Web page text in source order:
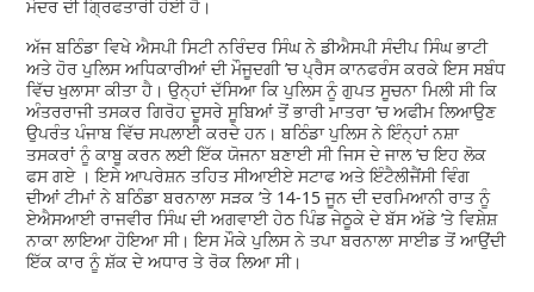
ਮੋਦਰ ਦੀ ਗ੍ਰਿਫਤਾਰੀ ਹੋਈ ਹੈ।
ਅੱਜ ਬਠਿੰਡਾ ਵਿਖੇ ਐਸਪੀ ਸਿਟੀ ਨਰਿੰਦਰ ਸਿੰਘ ਨੇ ਡੀਐਸਪੀ ਸੰਦੀਪ ਸਿੰਘ ਭਾਟੀ
ਅਤੇ ਹੋਰ ਪੁਲਿਸ ਅਧਿਕਾਰੀਆਂ ਦੀ ਮੌਜੂਦਗੀ ’ਚ ਪ੍ਰੈਸ ਕਾਨਫਰੰਸ ਕਰਕੇ ਇਸ ਸਬੰਧ
ਵਿੱਚ ਖੁਲਾਸਾ ਕੀਤਾ ਹੈ। ਉਨ੍ਹਾਂ ਦੱਸਿਆ ਕਿ ਪੁਲਿਸ ਨੂੰ ਗੁਪਤ ਸੂਚਨਾ ਮਿਲੀ ਸੀ ਕਿ
ਅੰਤਰਰਾਜੀ ਤਸਕਰ ਗਿਰੋਹ ਦੂਸਰੇ ਸੂਬਿਆਂ ਤੋਂ ਭਾਰੀ ਮਾਤਰਾ ’ਚ ਅਫੀਮ ਲਿਆਉਣ
ਉਪਰੰਤ ਪੰਜਾਬ ਵਿੱਚ ਸਪਲਾਈ ਕਰਦੇ ਹਨ। ਬਠਿੰਡਾ ਪੁਲਿਸ ਨੇ ਇੰਨ੍ਹਾਂ ਨਸ਼ਾ
ਤਸਕਰਾਂ ਨੂੰ ਕਾਬੂ ਕਰਨ ਲਈ ਇੱਕ ਯੋਜਨਾ ਬਣਾਈ ਸੀ ਜਿਸ ਦੇ ਜਾਲ ’ਚ ਇਹ ਲੋਕ
ਫਸ ਗਏ । ਇਸੇ ਆਪਰੇਸ਼ਨ ਤਹਿਤ ਸੀਆਈਏ ਸਟਾਫ ਅਤੇ ਇੰਟੈਲੀਜੈਂਸੀ ਵਿੰਗ
ਦੀਆਂ ਟੀਮਾਂ ਨੇ ਬਠਿੰਡਾ ਬਰਨਾਲਾ ਸੜਕ ’ਤੇ 14-15 ਜੂਨ ਦੀ ਦਰਮਿਆਨੀ ਰਾਤ ਨੂੰ
ਏਐਸਆਈ ਰਾਜਵੀਰ ਸਿੰਘ ਦੀ ਅਗਵਾਈ ਹੇਠ ਪਿੰਡ ਜੇਠੂਕੇ ਦੇ ਬੱਸ ਅੱਡੇ ’ਤੇ ਵਿਸ਼ੇਸ਼
ਨਾਕਾ ਲਾਇਆ ਹੋਇਆ ਸੀ। ਇਸ ਮੌਕੇ ਪੁਲਿਸ ਨੇ ਤਪਾ ਬਰਨਾਲਾ ਸਾਈਡ ਤੋਂ ਆਉਂਦੀ
ਇੱਕ ਕਾਰ ਨੂੰ ਸ਼ੱਕ ਦੇ ਅਧਾਰ ਤੇ ਰੋਕ ਲਿਆ ਸੀ।